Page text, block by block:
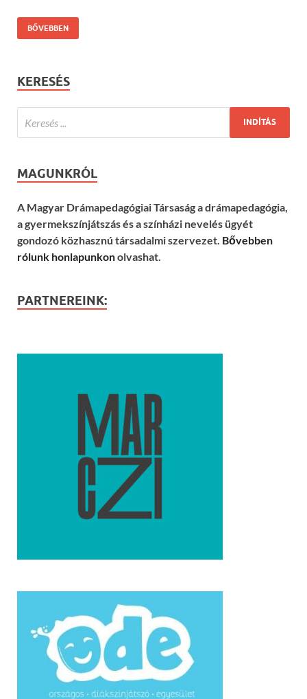
BŐVEBBEN
KERESÉS
MAGUNKRÓL
A Magyar Drámapedagógiai Társaság a drámapedagógia,
a gyermekszínjátszás és a színházi nevelés ügyét
gondozó közhasznú társadalmi szervezet. Bővebben
rólunk honlapunkonolvashat.
PARTNEREINK: